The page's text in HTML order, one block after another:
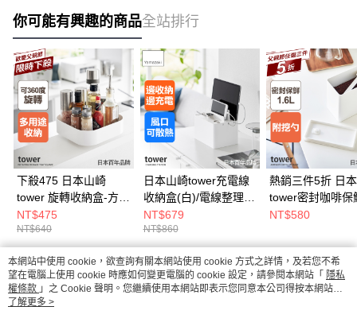
你可能有興趣的商品全站排行
下殺475 日本山崎
tower 旋轉收納盒-方形
(白)/廚房收納盒/調味
料架/廚房收納
NT$475
NT$640
日本山崎tower充電線
收納盒(白)/電線整理/
電線盒/電線收納
NT$679
NT$860
熱銷三件5折 日
tower密封咖啡保
(白)/密封盒/真空
NT$580
熱門標籤
本網站中使用 cookie，欲查詢有關本網站使用 cookie 方式之詳情，及若您不希
望在電腦上使用 cookie 時應如何變更電腦的 cookie 設定，請參閱本網站「 隱私
權條款 」之 Cookie 聲明。您繼續使用本網站即表示您同意本公司得按本網站使
用條款之 Cookie 聲明使用 cookie。
了解更多 >